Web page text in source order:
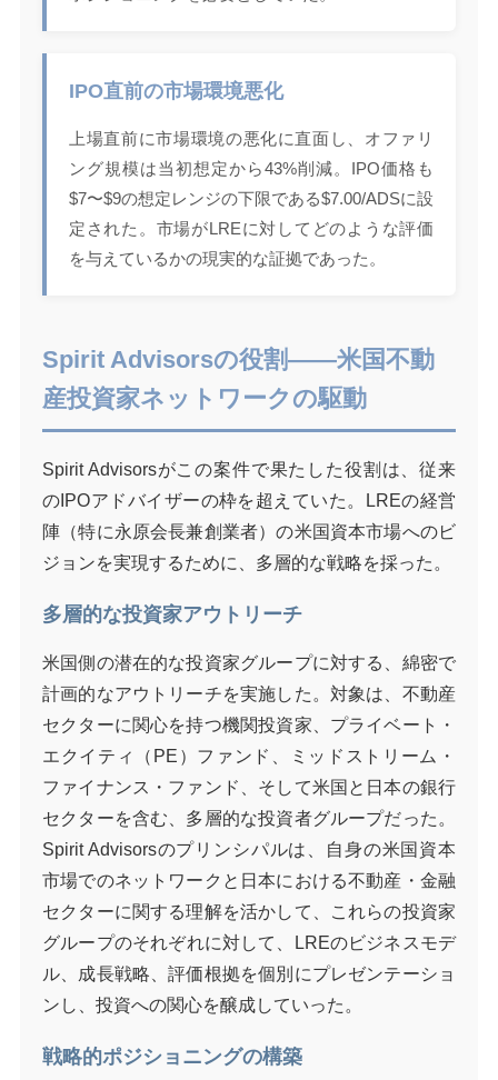
IPO直前の市場環境悪化
上場直前に市場環境の悪化に直面し、オファリ
ング規模は当初想定から43%削減。IPO価格も
$7〜$9の想定レンジの下限である$7.00/ADSに設
定された。市場がLREに対してどのような評価
を与えているかの現実的な証拠であった。
Spirit Advisorsの役割——米国不動
産投資家ネットワークの駆動
Spirit Advisorsがこの案件で果たした役割は、従来
のIPOアドバイザーの枠を超えていた。LREの経営
陣（特に永原会長兼創業者）の米国資本市場へのビ
ジョンを実現するために、多層的な戦略を採った。
多層的な投資家アウトリーチ
米国側の潜在的な投資家グループに対する、綿密で
計画的なアウトリーチを実施した。対象は、不動産
セクターに関心を持つ機関投資家、プライベート・
エクイティ（PE）ファンド、ミッドストリーム・
ファイナンス・ファンド、そして米国と日本の銀行
セクターを含む、多層的な投資者グループだった。
Spirit Advisorsのプリンシパルは、自身の米国資本
市場でのネットワークと日本における不動産・金融
セクターに関する理解を活かして、これらの投資家
グループのそれぞれに対して、LREのビジネスモデ
ル、成長戦略、評価根拠を個別にプレゼンテーショ
ンし、投資への関心を醸成していった。
戦略的ポジショニングの構築